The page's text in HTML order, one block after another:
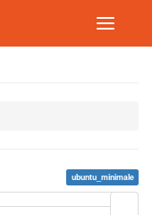
ubuntu_minimale